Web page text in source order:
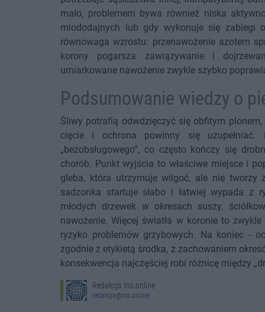
mało, problemem bywa również niska
miododajnych lub gdy wykonuje się zabiegi
równowaga wzrostu: przenawożenie azotem
korony pogarsza zawiązywanie i
umiarkowane nawożenie zwykle szybko
Podsumowanie wiedzy o
Śliwy potrafią odwdzięczyć się obfitym
cięcie i ochrona powinny się
„bezobsługowego”, co często kończy się
chorób. Punkt wyjścia to właściwe miejsce i
gleba, która utrzymuje wilgoć, ale nie tworzy
sadzonka startuje słabo i łatwiej wypada z
młodych drzewek w okresach suszy,
nawożenie. Więcej światła w koronie to
ryzyko problemów grzybowych. Na koniec -
zgodnie z etykietą środka, z zachowaniem
konsekwencja najczęściej robi różnicę między
Redakcja Ino.online
redakcja@ino.online